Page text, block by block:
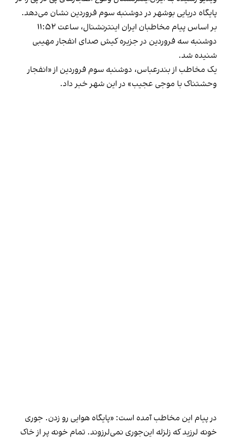
پایگاه دریایی بوشهر در دوشنبه سوم فروردین نشان می‌دهد.
بر اساس پیام مخاطبان ایران اینترنشنال، ساعت ۱۱:۵۲
دوشنبه سه فروردین در جزیره کیش صدای انفجار مهیبی
شنیده شد.
یک مخاطب از بندرعباس، دوشنبه سوم فروردین از «انفجار
وحشتناک با موجی عجیب» در این شهر خبر داد.
در پیام این مخاطب آمده است: «پایگاه هوایی رو زدن. جوری
خونه لرزید که زلزله این‌جوری نمی‌لرزوند. تمام خونه پر از خاک